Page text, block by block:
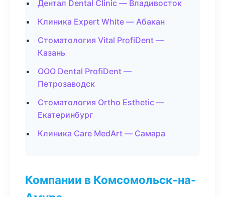
Дентал Dental Clinic — Владивосток
Клиника Expert White — Абакан
Стоматология Vital ProfiDent —
Казань
ООО Dental ProfiDent —
Петрозаводск
Стоматология Ortho Esthetic —
Екатеринбург
Клиника Care MedArt — Самара
Компании в Комсомольск-на-